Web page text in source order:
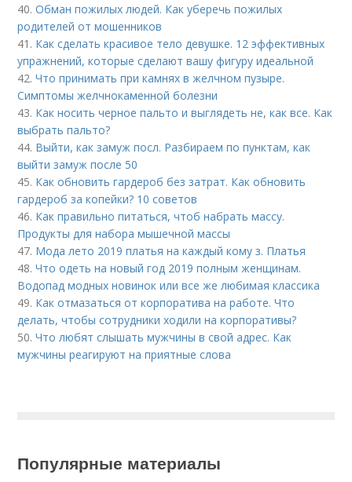
40.Обман пожилых людей. Как уберечь пожилых
родителей от мошенников
41. Как сделать красивое тело девушке. 12 эффективных
упражнений, которые сделают вашу фигуру идеальной
42.Что принимать при камнях в желчном пузыре.
Симптомы желчнокаменной болезни
43. Как носить черное пальто и выглядеть не, как все. Как
выбрать пальто?
44. Выйти, как замуж посл. Разбираем по пунктам, как
выйти замуж после 50
45. Как обновить гардероб без затрат. Как обновить
гардероб за копейки? 10 советов
46. Как правильно питаться, чтоб набрать массу.
Продукты для набора мышечной массы
47. Мода лето 2019 платья на каждый кому з. Платья
48.Что одеть на новый год 2019 полным женщинам.
Водопад модных новинок или все же любимая классика
49. Как отмазаться от корпоратива на работе. Что
делать, чтобы сотрудники ходили на корпоративы?
50.Что любят слышать мужчины в свой адрес. Как
мужчины реагируют на приятные слова
Популярные материалы